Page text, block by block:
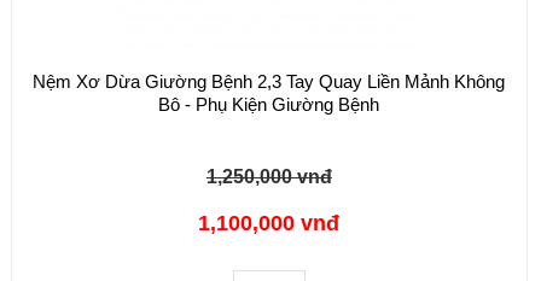
Nệm Xơ Dừa Giường Bệnh 2,3 Tay Quay Liền Mảnh Không
Bô - Phụ Kiện Giường Bệnh
1,250,000 vnđ
1,100,000 vnđ